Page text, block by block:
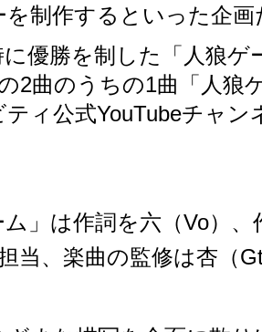
を制作するといった企画
に優勝を制した「人狼ゲ
2曲のうちの1曲「人狼
ティ公式YouTubeチャン
ム」は作詞を六（Vo）、
当、楽曲の監修は杏（